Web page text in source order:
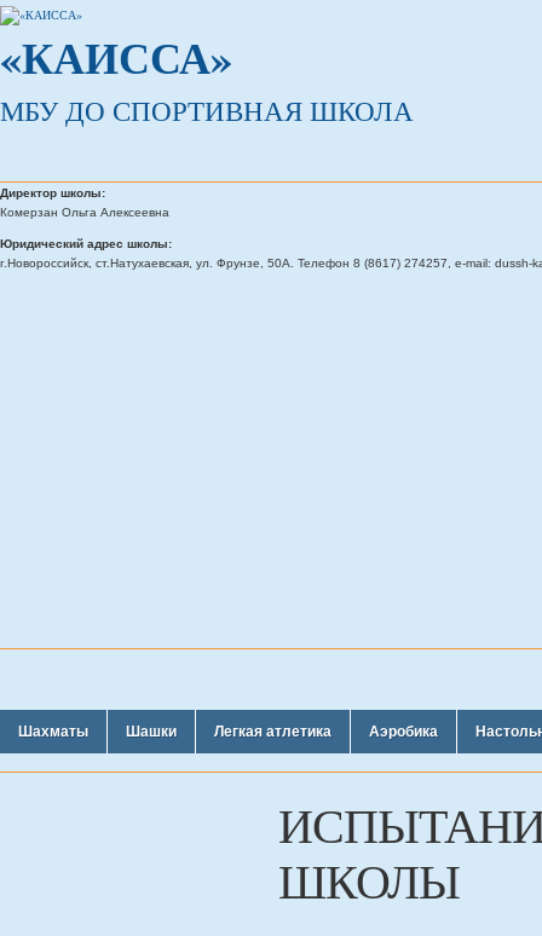
«КАИССА»
МБУ ДО СПОРТИВНАЯ ШКОЛА
Директор школы:
Комерзан Ольга Алексеевна
Юридический адрес школы:
г.Новороссийск, ст.Натухаевская, ул. Фрунзе, 50А. Телефон 8 (8617) 274257, e-mail: dussh-
Шахматы Шашки Легкая атлетика Аэробика
ШКОЛЫ